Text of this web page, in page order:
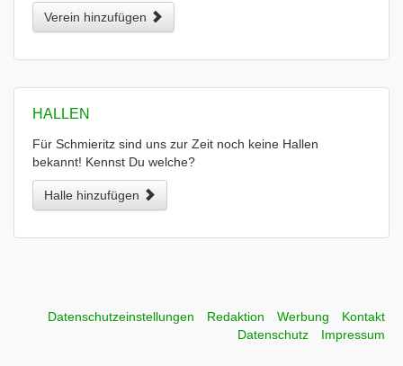
Verein hinzufügen
HALLEN
Für Schmieritz sind uns zur Zeit noch keine Hallen
bekannt! Kennst Du welche?
Halle hinzufügen
Datenschutzeinstellungen Redaktion Werbung
Kontakt
Datenschutz
Impressum